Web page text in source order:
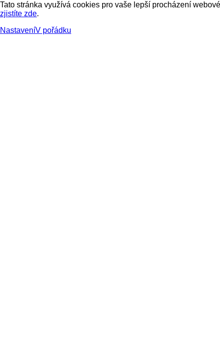
Tato stránka využívá cookies pro vaše lepší procházení
zjistíte zde.
NastaveníV pořádku